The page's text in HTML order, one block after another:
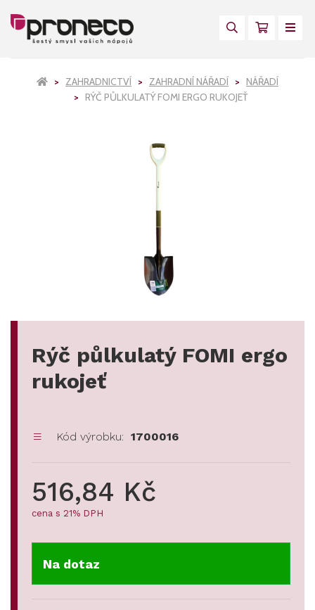
ZAHRADNICTVÍ ZAHRADNÍ NÁŘADÍ
NÁŘADÍ
RÝČ PŮLKULATÝ FOMI ERGO RUKOJEŤ
Rýč půlkulatý FOMI ergo
rukojeť
Kód výrobku: 1700016
516,84 Kč
cena s 21% DPH
Na dotaz